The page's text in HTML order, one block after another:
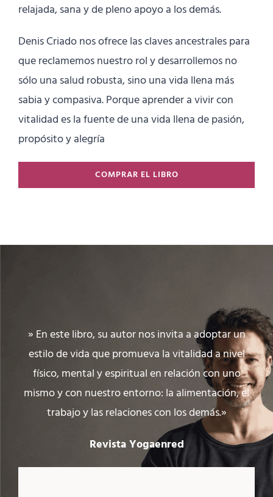
relajada, sana y de pleno apoyo a los demás.
Denis Criado nos ofrece las claves ancestrales para
que reclamemos nuestro rol y desarrollemos no
sólo una salud robusta, sino una vida llena más
sabia y compasiva. Porque aprender a vivir con
vitalidad es la fuente de una vida llena de pasión,
propósito y alegría
COMPRAR EL LIBRO
» En este libro, su autor nos invita a adoptar un
estilo de vida que promueva la vitalidad a nivel
físico, mental y espiritual en relación con uno
mismo y con nuestro entorno: la alimentación, el
trabajo y las relaciones con los demás.»
Revista Yogaenred